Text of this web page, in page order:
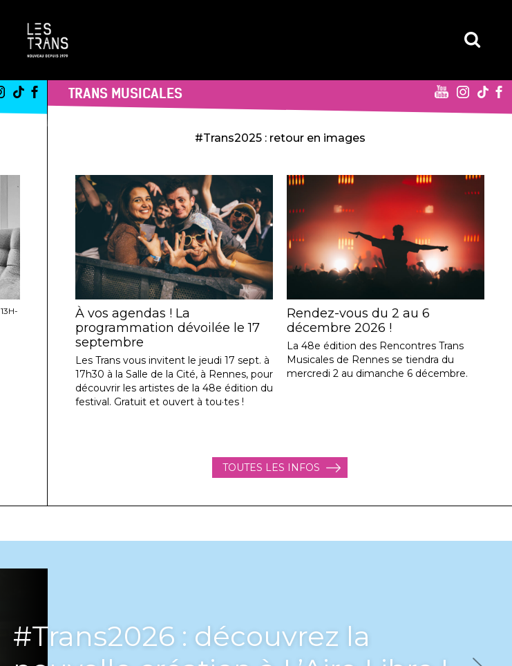
13H-
TRANS MUSICALES
#Trans2025 : retour en images
À vos agendas ! La
programmation dévoilée le 17
septembre
Les Trans vous invitent le jeudi 17 sept. à
17h30 à la Salle de la Cité, à Rennes, pour
découvrir les artistes de la 48e édition du
festival. Gratuit et ouvert à tou·tes !
Rendez-vous du 2 au 6
décembre 2026 !
La 48e édition des Rencontres Trans
Musicales de Rennes se tiendra du
mercredi 2 au dimanche 6 décembre.
TOUTES LES INFOS
[Playlist] L’Ubu, Les Trans en